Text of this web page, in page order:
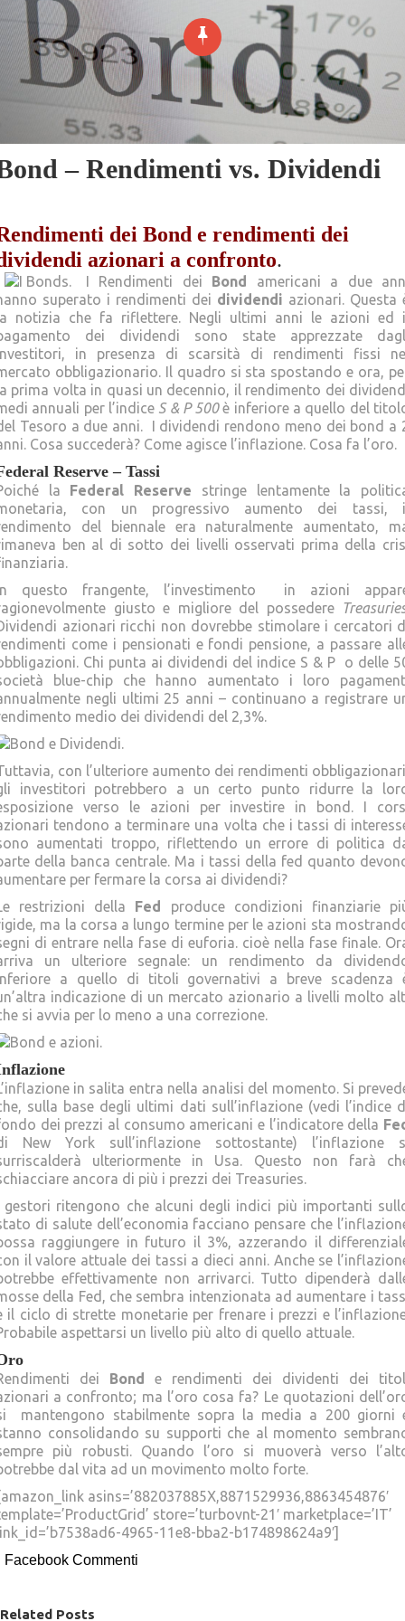
– Rendimenti vs. Dividendi
dei Bond e rendimenti dei
azionari a confronto.
I Rendimenti dei Bond
americani a due
superato i rendimenti dei dividendi azionari. Questa
notizia che fa riflettere. Negli ultimi anni le azioni ed
dei dividendi sono state apprezzate
in presenza di scarsità di rendimenti fissi
obbligazionario. Il quadro si sta spostando e ora,
prima volta in quasi un decennio, il rendimento dei
annuali per l’indice S & P 500è inferiore a quello del
Tesoro a due anni. I dividendi rendono meno dei bond a
Cosa succederà? Come agisce l’inflazione. Cosa fa l’oro.
Reserve – Tassi
la Federal Reserve stringe lentamente la
con un progressivo aumento dei tassi,
del biennale era naturalmente aumentato,
ben al di sotto dei livelli osservati prima della
questo frangente, l’investimento in azioni
giusto e migliore del possedere
azionari ricchi non dovrebbe stimolare i cercatori
come i pensionati e fondi pensione, a passare
Chi punta ai dividendi del indice S & P o delle
blue-chip che hanno aumentato i loro
negli ultimi 25 anni – continuano a registrare
medio dei dividendi del 2,3%.
con l’ulteriore aumento dei rendimenti
investitori potrebbero a un certo punto ridurre la
verso le azioni per investire in bond. I
tendono a terminare una volta che i tassi di
aumentati troppo, riflettendo un errore di politica
della banca centrale. Ma i tassi della fed quanto
per fermare la corsa ai dividendi?
restrizioni della Fed
produce condizioni finanziarie
ma la corsa a lungo termine per le azioni sta
di entrare nella fase di euforia. cioè nella fase finale.
un ulteriore segnale: un rendimento da
a quello di titoli governativi a breve scadenza
indicazione di un mercato azionario a livelli molto
si avvia per lo meno a una correzione.
in salita entra nella analisi del momento. Si
sulla base degli ultimi dati sull’inflazione (vedi l’indice
dei prezzi al consumo americani e l’indicatore della
New York sull’inflazione sottostante) l’inflazione
ulteriormente in Usa. Questo non farà
ancora di più i prezzi dei Treasuries.
gestori ritengono che alcuni degli indici più importanti
di salute dell’economia facciano pensare che
raggiungere in futuro il 3%, azzerando il
il valore attuale dei tassi a dieci anni. Anche se
effettivamente non arrivarci. Tutto dipenderà
della Fed, che sembra intenzionata ad aumentare i
il ciclo di strette monetarie per frenare i prezzi e
aspettarsi un livello più alto di quello attuale.
dei Bond
e rendimenti dei dividenti dei
a confronto; ma l’oro cosa fa? Le quotazioni
mantengono stabilmente sopra la media a 200 giorni
consolidando su supporti che al momento
più robusti. Quando l’oro si muoverà verso
dal vita ad un movimento molto forte.
asins=’882037885X,8871529936,8863454876′
store=’turbovnt-21′ marketplace=’IT’
4965-11e8-bba2-b174898624a9′]
Facebook Commenti
Related Posts